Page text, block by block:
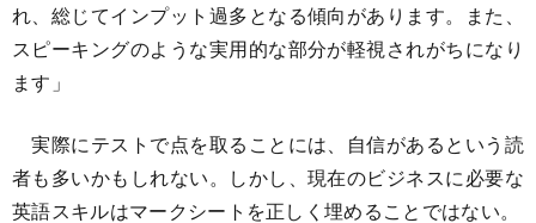
れ、総じてインプット過多となる傾向があります。また、
スピーキングのような実用的な部分が軽視されがちになり
ます」
実際にテストで点を取ることには、自信があるという読
者も多いかもしれない。しかし、現在のビジネスに必要な
英語スキルはマークシートを正しく埋めることではない。